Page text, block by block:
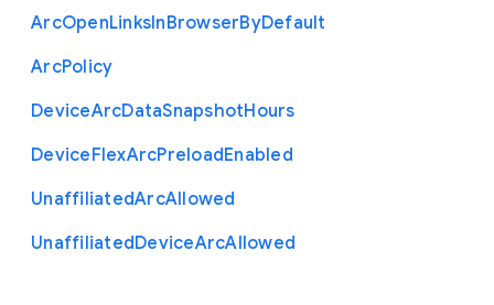
ArcOpenLinksInBrowserByDefault
ArcPolicy
DeviceArcDataSnapshotHours
DeviceFlexArcPreloadEnabled
UnaffiliatedArcAllowed
UnaffiliatedDeviceArcAllowed